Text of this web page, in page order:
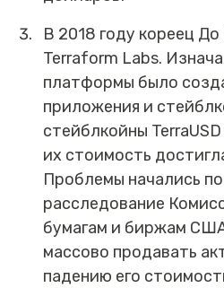
В 2018 году кореец
Terraform Labs.
платформы было
приложения и
стейблкойны
их стоимость
Проблемы начались
расследование
бумагам и биржам
массово продавать
падению его